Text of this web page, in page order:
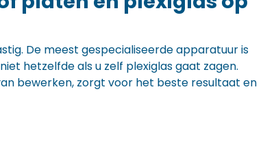
De meest gespecialiseerde apparatuur is
hetzelfde als u zelf plexiglas gaat zagen.
bewerken, zorgt voor het beste resultaat en